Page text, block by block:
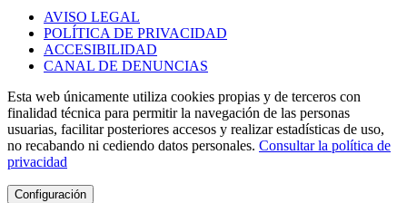
AVISO LEGAL
POLÍTICA DE PRIVACIDAD
ACCESIBILIDAD
CANAL DE DENUNCIAS
Esta web únicamente utiliza cookies propias y de terceros con
finalidad técnica para permitir la navegación de las personas
usuarias, facilitar posteriores accesos y realizar estadísticas de uso,
no recabando ni cediendo datos personales. Consultar la política de
privacidad
Configuración